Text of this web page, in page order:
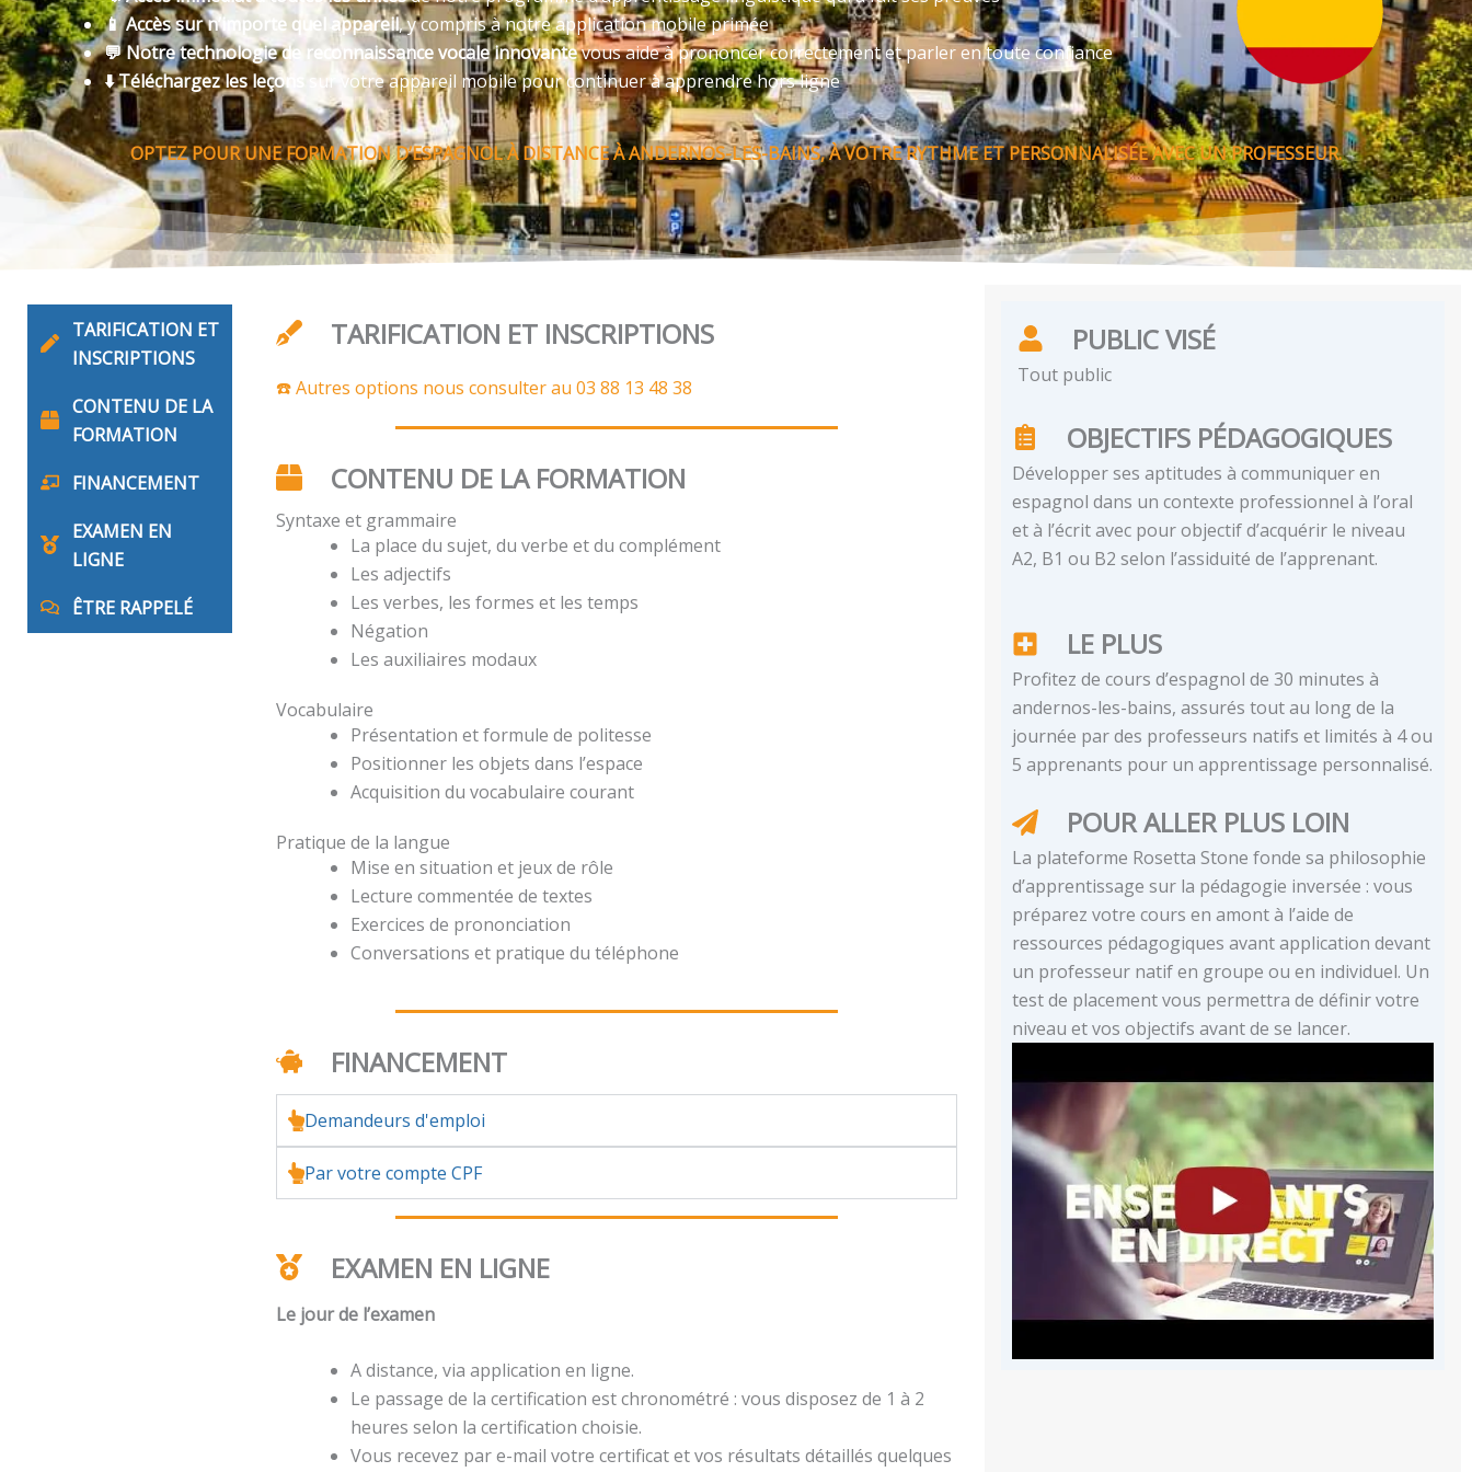
📱 Accès sur n’importe quel appareil, y compris à notre application mobile primée
💬 Notre technologie de reconnaissance vocale innovantevous aide à prononcer correctement et parler en toute confiance
⬇️ Téléchargez les leçons
sur votre appareil mobile pour continuer à apprendre hors ligne
OPTEZ POUR UNE FORMATION D’ESPAGNOL À DISTANCE À ANDERNOS-LES-BAINS, À VOTRE RYTHME ET PERSONNALISÉE AVEC UN PROFESSEUR.
TARIFICATION ET
INSCRIPTIONS
CONTENU DE LA
FORMATION
FINANCEMENT
EXAMEN EN
LIGNE
ÊTRE RAPPELÉ
TARIFICATION ET INSCRIPTIONS
☎️ Autres options nous consulter au 03 88 13 48 38
CONTENU DE LA FORMATION
Syntaxe et grammaire
La place du sujet, du verbe et du complément
Les adjectifs
Les verbes, les formes et les temps
Négation
Les auxiliaires modaux
Vocabulaire
Présentation et formule de politesse
Positionner les objets dans l’espace
Acquisition du vocabulaire courant
Pratique de la langue
Mise en situation et jeux de rôle
Lecture commentée de textes
Exercices de prononciation
Conversations et pratique du téléphone
FINANCEMENT
Demandeurs d'emploi
Par votre compte CPF
EXAMEN EN LIGNE
Le jour de l’examen
A distance, via application en ligne.
Le passage de la certification est chronométré : vous disposez de 1 à 2
heures selon la certification choisie.
Vous recevez par e-mail votre certificat et vos résultats détaillés quelques
PUBLIC VISÉ
Tout public
OBJECTIFS PÉDAGOGIQUES
Développer ses aptitudes à communiquer en
espagnol dans un contexte professionnel à l’oral
et à l’écrit avec pour objectif d’acquérir le niveau
A2, B1 ou B2 selon l’assiduité de l’apprenant.
LE PLUS
Profitez de cours d’espagnol de 30 minutes à
andernos-les-bains, assurés tout au long de la
journée par des professeurs natifs et limités à 4 ou
5 apprenants pour un apprentissage personnalisé.
POUR ALLER PLUS LOIN
La plateforme Rosetta Stone fonde sa philosophie
d’apprentissage sur la pédagogie inversée : vous
préparez votre cours en amont à l’aide de
ressources pédagogiques avant application devant
un professeur natif en groupe ou en individuel. Un
test de placement vous permettra de définir votre
niveau et vos objectifs avant de se lancer.